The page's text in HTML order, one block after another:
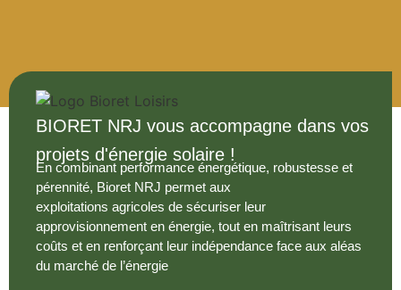
BIORET NRJ vous accompagne dans vos
projets d'énergie solaire !
En combinant performance énergétique, robustesse et
pérennité, Bioret NRJ permet aux
exploitations agricoles de sécuriser leur
approvisionnement en énergie, tout en maîtrisant leurs
coûts et en renforçant leur indépendance face aux aléas
du marché de l’énergie